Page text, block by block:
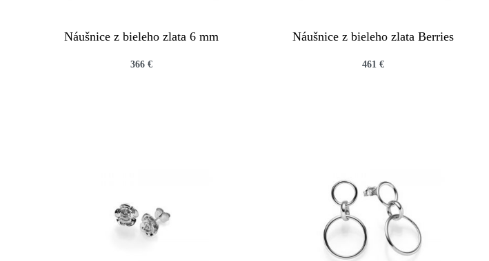
Náušnice z bieleho zlata 6 mm
366 €
Náušnice z bieleho zlata Berries
461 €